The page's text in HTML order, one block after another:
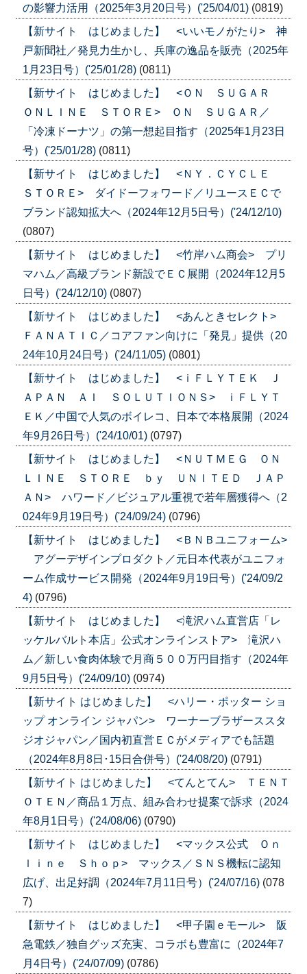
の影響力活用（2025年3月20日号）('25/04/01) (0819)
【新サイト はじめました】 <いいモノがたり> 神
戸新聞社／発見力生かし、兵庫の逸品を販売（2025年
1月23日号）('25/01/28) (0811)
【新サイト はじめました】 <ＯＮ ＳＵＧＡＲ
ＯＮＬＩＮＥ ＳＴＯＲＥ> ＯＮ ＳＵＧＡＲ／
「冷凍ドーナツ」の第一想起目指す（2025年1月23日
号）('25/01/28) (0811)
【新サイト はじめました】 <ＮＹ．ＣＹＣＬＥ
ＳＴＯＲＥ> ダイドーフォワード／リユースＥＣで
ブランド認知拡大へ（2024年12月5日号）('24/12/10)
(0807)
【新サイト はじめました】 <竹岸ハム商会> プリ
マハム／高級ブランド新設でＥＣ展開（2024年12月5
日号）('24/12/10) (0807)
【新サイト はじめました】 <あんときセレクト>
ＦＡＮＡＴＩＣ／コアファン向けに「発見」提供（20
24年10月24日号）('24/11/05) (0801)
【新サイト はじめました】 <ｉＦＬＹＴＥＫ Ｊ
ＡＰＡＮ ＡＩ ＳＯＬＵＴＩＯＮＳ> ｉＦＬＹＴ
ＥＫ／中国で人気のボイレコ、日本で本格展開（2024
年9月26日号）('24/10/01) (0797)
【新サイト はじめました】 <ＮＵＴＭＥＧ ＯＮ
ＬＩＮＥ ＳＴＯＲＥ ｂｙ ＵＮＩＴＥＤ ＪＡＰ
ＡＮ> ハワード／ビジュアル重視で若年層獲得へ（2
024年9月19日号）('24/09/24) (0796)
【新サイト はじめました】 <ＢＮＢユニフォーム>
アグーデザインプロダクト／元日本代表がユニフォ
ーム作成サービス開発（2024年9月19日号）('24/09/2
4) (0796)
【新サイト はじめました】 <滝沢ハム直営店「レ
ッケルバルト本店」公式オンラインストア> 滝沢ハ
ム／新しい食肉体験で月商５００万円目指す（2024年
9月5日号）('24/09/10) (0974)
【新サイト はじめました】 <ハリー・ポッター ショ
ップ オンライン ジャパン> ワーナーブラザーススタ
ジオジャパン／国内初直営ＥＣがメディアでも話題
（2024年8月8日･15日合併号）('24/08/20) (0791)
【新サイト はじめました】 <てんとてん> ＴＥＮＴ
ＯＴＥＮ／商品１万点、組み合わせ提案で訴求（2024
年8月1日号）('24/08/06) (0790)
【新サイト はじめました】 <マックス公式 Ｏｎ
ｌｉｎｅ Ｓｈｏｐ> マックス／ＳＮＳ機転に認知
広げ、出足好調（2024年7月11日号）('24/07/16) (078
7)
【新サイト はじめました】 <甲子園ｅモール> 阪
急電鉄／独自グッズ充実、コラボも豊富に（2024年7
月4日号）('24/07/09) (0786)